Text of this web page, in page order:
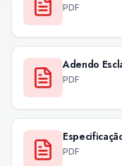
PDF
Adendo
PDF
PDF